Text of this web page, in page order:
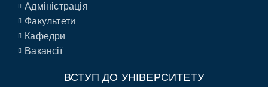
Адміністрація
Факультети
Кафедри
Вакансії
ВСТУП ДО УНІВЕРСИТЕТУ